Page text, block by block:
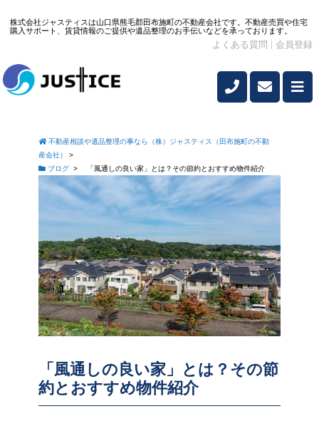
株式会社ジャスティスは山口県熊毛郡田布施町の不動産会社です。不動産売買や住宅
購入サポート、賃貸情報のご提供や遺品整理のお手伝いなどを承っております。
よくある質問 会員登録
不動産相談や遺品整理の事なら（株）ジャスティス（田布施町の不動
産会社）
>
ブログ > 「風通しの良い家」とは？その節約とおすすめ物件紹介
「風通しの良い家」とは？その節
約とおすすめ物件紹介